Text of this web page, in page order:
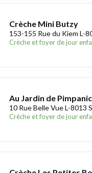
Crèche Mini Butzy
153-155 Rue du Kiem L-
Crèche et foyer de jour
Au Jardin de
10 Rue Belle Vue L-8013
Crèche et foyer de jour